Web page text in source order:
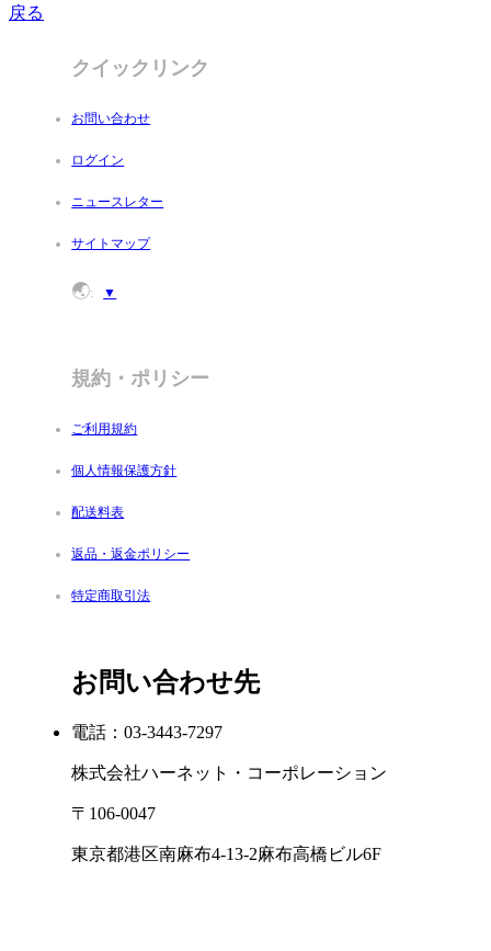
戻る
クイックリンク
お問い合わせ
ログイン
ニュースレター
サイトマップ
🌏: ▼
規約・ポリシー
ご利用規約
個人情報保護方針
配送料表
返品・返金ポリシー
特定商取引法
お問い合わせ先
電話：03-3443-7297
株式会社ハーネット・コーポレーション
〒106-0047
東京都港区南麻布4-13-2麻布高橋ビル6F